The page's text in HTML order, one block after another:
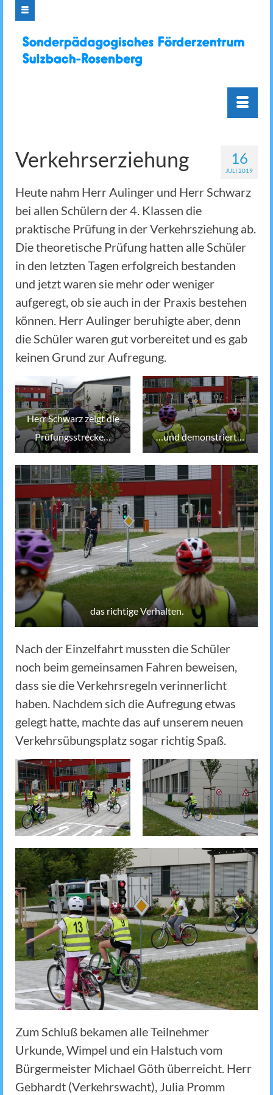
16
JULI 2019
Verkehrserziehung
Heute nahm Herr Aulinger und Herr Schwarz
bei allen Schülern der 4. Klassen die
praktische Prüfung in der Verkehrsziehung ab.
Die theoretische Prüfung hatten alle Schüler
in den letzten Tagen erfolgreich bestanden
und jetzt waren sie mehr oder weniger
aufgeregt, ob sie auch in der Praxis bestehen
können. Herr Aulinger beruhigte aber, denn
die Schüler waren gut vorbereitet und es gab
keinen Grund zur Aufregung.
Herr Schwarz zeigt die
Prüfungsstrecke…
…und demonstriert…
das richtige Verhalten.
Nach der Einzelfahrt mussten die Schüler
noch beim gemeinsamen Fahren beweisen,
dass sie die Verkehrsregeln verinnerlicht
haben. Nachdem sich die Aufregung etwas
gelegt hatte, machte das auf unserem neuen
Verkehrsübungsplatz sogar richtig Spaß.
Zum Schluß bekamen alle Teilnehmer
Urkunde, Wimpel und ein Halstuch vom
Bürgermeister Michael Göth überreicht. Herr
Gebhardt (Verkehrswacht), Julia Promm